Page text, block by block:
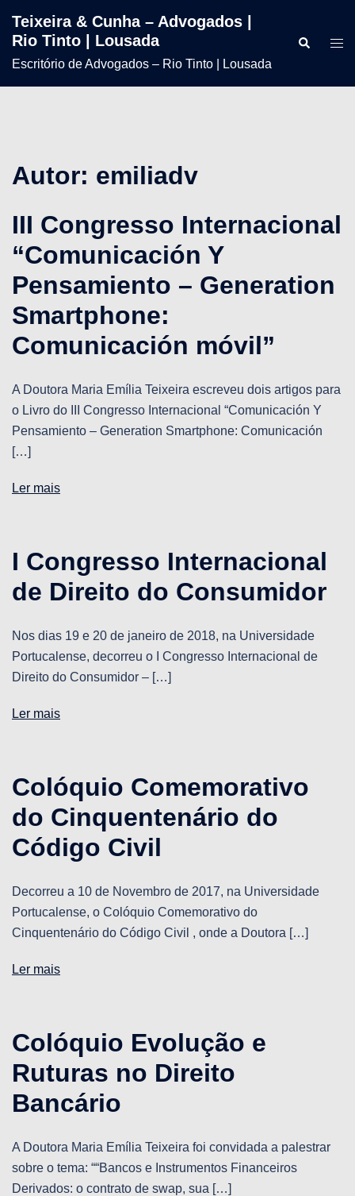
Teixeira & Cunha – Advogados |
Rio Tinto | Lousada
Escritório de Advogados – Rio Tinto | Lousada
Ação e Dinamismo
Ao Serviço da Advocacia desde 2005
Credibilidade e Rigor
Valorizamos a Relação de Confiança e Lealdade com
Superação e Dedicação
Acompanhamento Diário aos Nossos Clientes
Transparência e
Assertividade
Autor: emiliadv
III Congresso Internacional
“Comunicación Y
Pensamiento – Generation
Smartphone:
Comunicación móvil”
A Doutora Maria Emília Teixeira escreveu dois artigos para
o Livro do III Congresso Internacional “Comunicación Y
Pensamiento – Generation Smartphone: Comunicación
[…]
Ler mais
I Congresso Internacional
de Direito do Consumidor
Nos dias 19 e 20 de janeiro de 2018, na Universidade
Portucalense, decorreu o I Congresso Internacional de
Direito do Consumidor – […]
Ler mais
Colóquio Comemorativo
do Cinquentenário do
Código Civil
Decorreu a 10 de Novembro de 2017, na Universidade
Portucalense, o Colóquio Comemorativo do
Cinquentenário do Código Civil , onde a Doutora […]
Ler mais
Colóquio Evolução e
Ruturas no Direito
Bancário
A Doutora Maria Emília Teixeira foi convidada a palestrar
sobre o tema: ““Bancos e Instrumentos Financeiros
Derivados: o contrato de swap, sua […]